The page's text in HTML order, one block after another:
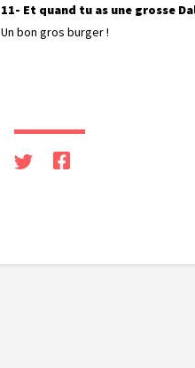
11- Et quand tu as une grosse
Un bon gros burger !